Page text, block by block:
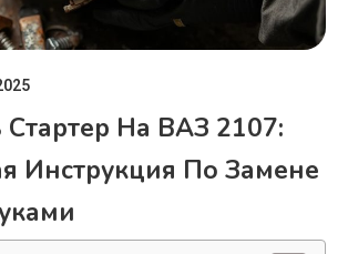
Стартер На ВАЗ 2107:
Инструкция По Замене